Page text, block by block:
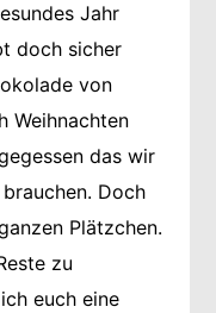
Jahr
doch sicher
von
Weihnachten
das wir
Doch
Plätzchen.
zu
euch eine